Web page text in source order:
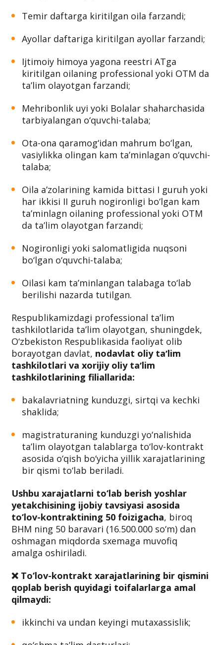
Temir daftarga kiritilgan oila farzandi;
Ayollar daftariga kiritilgan ayollar farzandi;
Ijtimoiy himoya yagona reestri ATga
kiritilgan oilaning professional yoki OTM da
taʼlim olayotgan farzandi;
Mehribonlik uyi yoki Bolalar shaharchasida
tarbiyalangan o‘quvchi-talaba;
Ota-ona qaramog‘idan mahrum bo‘lgan,
vasiylikka olingan kam taʼminlagan o‘quvchi-
talaba;
Oila aʼzolarining kamida bittasi I guruh yoki
har ikkisi II guruh nogironligi bo‘lgan kam
taʼminlagn oilaning professional yoki OTM
da taʼlim olayotgan farzandi;
Nogironligi yoki salomatligida nuqsoni
bo‘lgan o‘quvchi-talaba;
Oilasi kam taʼminlangan talabaga to‘lab
berilishi nazarda tutilgan.
Respublikamizdagi professional taʼlim
tashkilotlarida taʼlim olayotgan, shuningdek,
O‘zbekiston Respublikasida faoliyat olib
borayotgan davlat, nodavlat oliy taʼlim
tashkilotlari va xorijiy oliy taʼlim
tashkilotlarining filiallarida:
bakalavriatning kunduzgi, sirtqi va kechki
shaklida;
magistraturaning kunduzgi yo‘nalishida
taʼlim olayotgan talablarga to‘lov-kontrakt
asosida o‘qish bo‘yicha yillik xarajatlarining
bir qismi to‘lab beriladi.
Ushbu xarajatlarni to‘lab berish yoshlar
yetakchisining ijobiy tavsiyasi asosida
to‘lov-kontraktining 50 foizigacha, biroq
BHM ning 50 baravari (16.500.000 so‘m) dan
oshmagan miqdorda sxemaga muvofiq
amalga oshiriladi.
❌ To‘lov-kontrakt xarajatlarining bir qismini
qoplab berish quyidagi toifalarlarga amal
qilmaydi:
ikkinchi va undan keyingi mutaxassislik;